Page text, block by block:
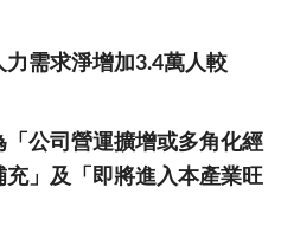
需求淨增加3.4萬人較
公司營運擴增或多角化經
」及「即將進入本產業旺